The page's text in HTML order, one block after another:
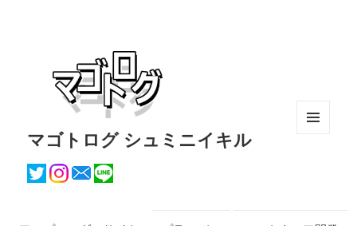
マゴトログ シュミニイキル